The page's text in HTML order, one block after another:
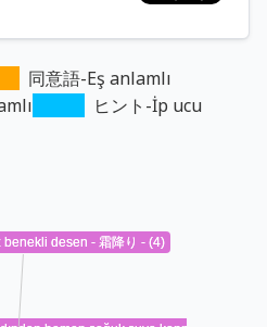
同意語-Eş anlamlı
ヒント-İp ucu